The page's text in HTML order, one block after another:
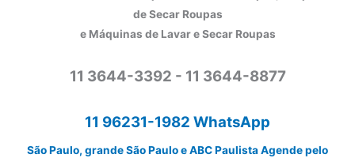
de Secar Roupas
e Máquinas de Lavar e Secar Roupas
11 3644-3392 - 11 3644-8877
11 96231-1982 WhatsApp
São Paulo, grande São Paulo e ABC Paulista Agende pelo